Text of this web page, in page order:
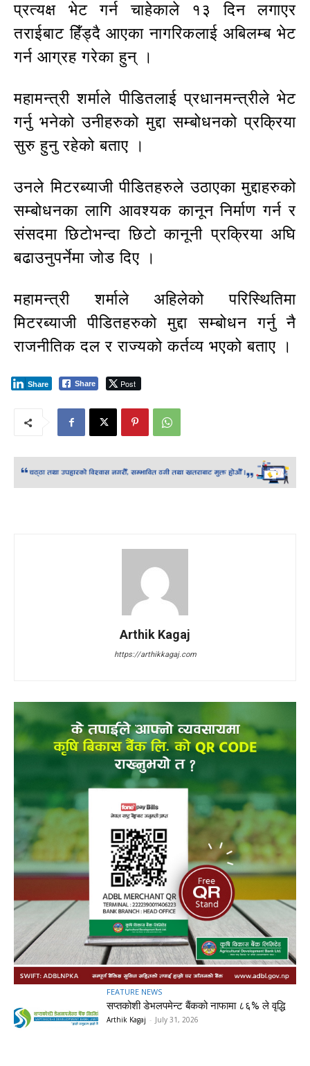
प्रत्यक्ष भेट गर्न चाहेकाले १३ दिन लगाएर
तराईबाट हिँड्दै आएका नागरिकलाई अबिलम्ब भेट
गर्न आग्रह गरेका हुन् ।
महामन्त्री शर्माले पीडितलाई प्रधानमन्त्रीले भेट
गर्नु भनेको उनीहरुको मुद्दा सम्बोधनको प्रक्रिया
सुरु हुनु रहेको बताए ।
उनले मिटरब्याजी पीडितहरुले उठाएका मुद्दाहरुको
सम्बोधनका लागि आवश्यक कानून निर्माण गर्न र
संसदमा छिटोभन्दा छिटो कानूनी प्रक्रिया अघि
बढाउनुपर्नेमा जोड दिए ।
महामन्त्री शर्माले अहिलेको परिस्थितिमा
मिटरब्याजी पीडितहरुको मुद्दा सम्बोधन गर्नु नै
राजनीतिक दल र राज्यको कर्तव्य भएको बताए ।
Share Post
Share
Arthik Kagaj
https://arthikkagaj.com
FEATURE NEWS
सप्तकोशी डेभलपमेन्ट बैंकको नाफामा ८६% ले वृद्धि
Arthik Kagaj - July 31, 2026